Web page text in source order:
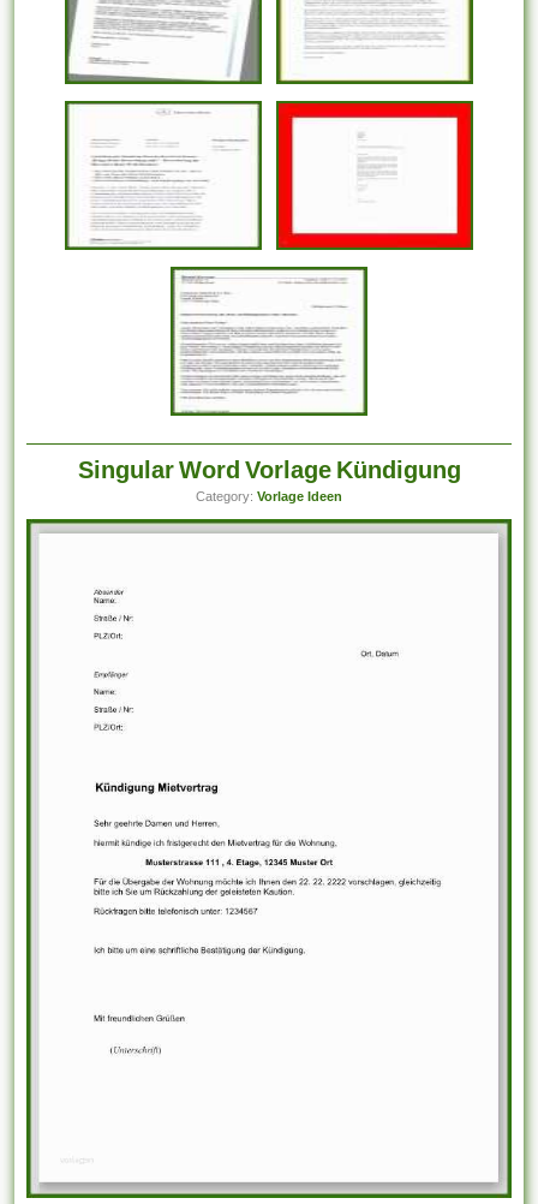
Singular Word Vorlage Kündigung
Category: Vorlage Ideen